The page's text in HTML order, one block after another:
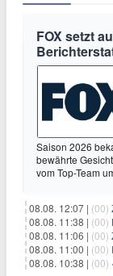
FOX setzt
Saison 2026
bewährte
vom Top-Team
08.08. 12:07 | (00)
08.08. 11:38 | (00)
08.08. 11:06 | (00)
08.08. 11:00 | (00)
08.08. 10:38 | (00)